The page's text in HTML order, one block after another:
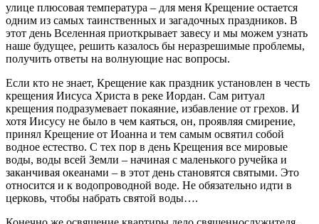
улице плюсовая температура – для меня Крещение остается
одним из самых таинственных и загадочных праздников. В
этот день Вселенная приоткрывает завесу и мы можем узнать
наше будущее, решить казалось бы неразрешимые проблемы,
получить ответы на волнующие нас вопросы.
Если кто не знает, Крещение как праздник установлен в честь
крещения Иисуса Христа в реке Иордан. Сам ритуал
крещения подразумевает покаяние, избавление от грехов. И
хотя Иисусу не было в чем каяться, он, проявляя смирение,
принял Крещение от Иоанна и тем самым освятил собой
водное естество. С тех пор в день Крещения все мировые
воды, воды всей Земли – начиная с маленького ручейка и
заканчивая океанами – в этот день становятся святыми. Это
относится и к водопроводной воде. Не обязательно идти в
церковь, чтобы набрать святой воды….